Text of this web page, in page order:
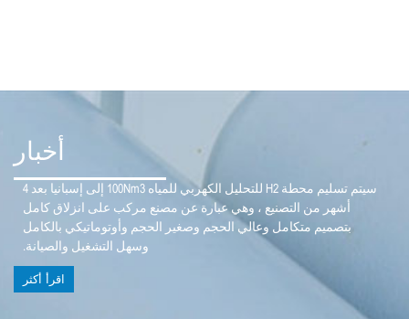
أخبار
سيتم تسليم محطة H2 للتحليل الكهربي للمياه 100Nm3 إلى إسبانيا بعد 4
أشهر من التصنيع ، وهي عبارة عن مصنع مركب على انزلاق كامل
بتصميم متكامل وعالي الحجم وصغير الحجم وأوتوماتيكي بالكامل
وسهل التشغيل والصيانة.
اقرأ أكثر